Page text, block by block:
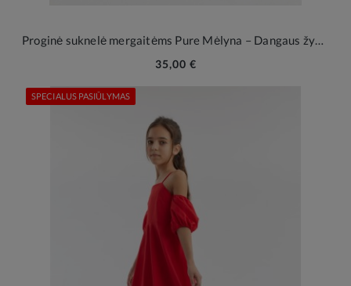
Proginė suknelė mergaitėms Pure Mėlyna – Dangaus žydrumo elegancija ypatingoms akimirkoms
35,00 €
SPECIALUS PASIŪLYMAS